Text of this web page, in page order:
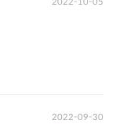
2022-09-30